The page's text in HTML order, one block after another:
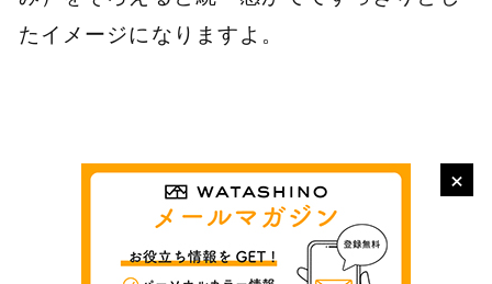
たイメージになりますよ。
×